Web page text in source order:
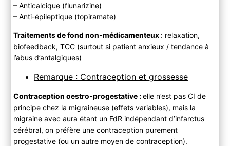
– Anticalcique (flunarizine)
– Anti-épileptique (topiramate)
Traitements de fond non-médicamenteux : relaxation,
biofeedback, TCC (surtout si patient anxieux / tendance à
l’abus d’antalgiques)
Remarque : Contraception et grossesse
Contraception oestro-progestative :elle n’est pas CI de
principe chez la migraineuse (effets variables), mais la
migraine avec aura étant un FdR indépendant d’infarctus
cérébral, on préfère une contraception purement
progestative (ou un autre moyen de contraception).